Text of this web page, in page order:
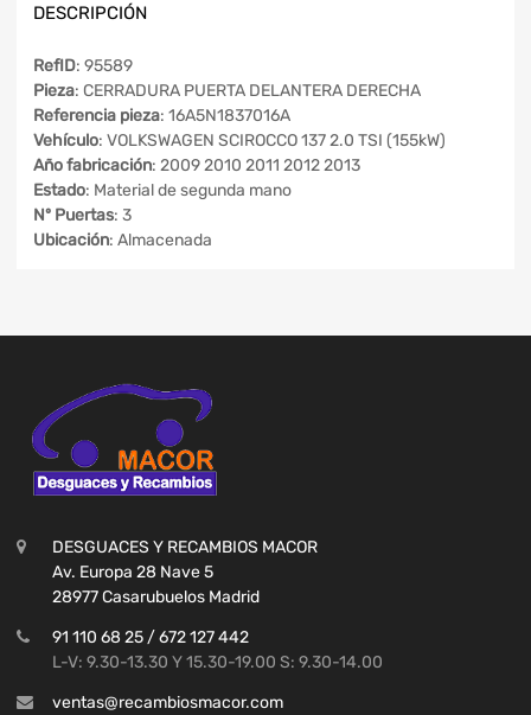
DESCRIPCIÓN
RefID: 95589
Pieza: CERRADURA PUERTA DELANTERA DERECHA
Referencia pieza: 16A5N1837016A
Vehículo: VOLKSWAGEN SCIROCCO 137 2.0 TSI (155kW)
Año fabricación: 2009 2010 2011 2012 2013
Estado: Material de segunda mano
Nº Puertas: 3
Ubicación: Almacenada
DESGUACES Y RECAMBIOS MACOR
Av. Europa 28 Nave 5
28977 Casarubuelos Madrid
91 110 68 25 / 672 127 442
L-V: 9.30-13.30 Y 15.30-19.00 S: 9.30-14.00
ventas@recambiosmacor.com